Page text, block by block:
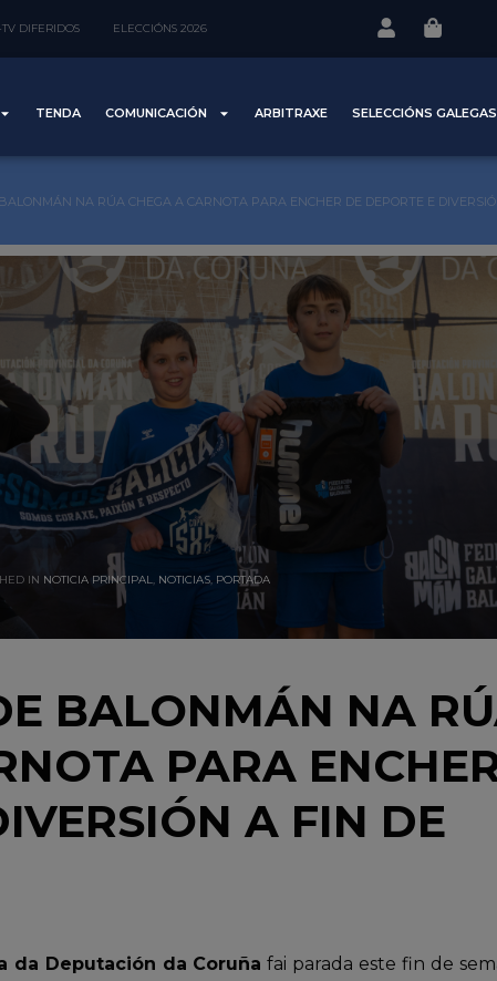
DIFERIDOS ELECCIÓNS 2026
TENDA COMUNICACIÓN ARBITRAXE SELECCIÓNS GALEGAS
NA RÚA CHEGA A CARNOTA PARA ENCHER DE DEPORTE E
IN NOTICIA PRINCIPAL NOTICIAS PORTADA
BALONMÁN NA
PARA
A FIN DE
da Deputación da Coruña fai parada este fin de